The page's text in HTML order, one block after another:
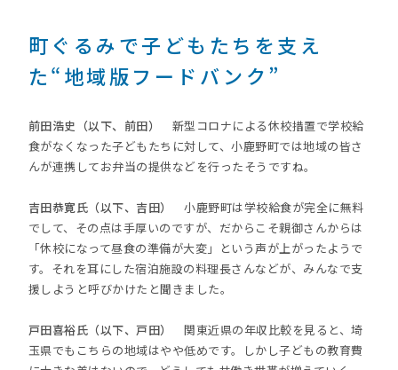
町ぐるみで子どもたちを支え
た“地域版フードバンク”
前田浩史（以下、前田）
新型コロナによる休校措置で学校給
食がなくなった子どもたちに対して、小鹿野町では地域の皆さ
んが連携してお弁当の提供などを行ったそうですね。
吉田恭寛氏（以下、吉田）
小鹿野町は学校給食が完全に無料
でして、その点は手厚いのですが、だからこそ親御さんからは
「休校になって昼食の準備が大変」という声が上がったようで
す。それを耳にした宿泊施設の料理長さんなどが、みんなで支
援しようと呼びかけたと聞きました。
戸田喜裕氏（以下、戸田）
関東近県の年収比較を見ると、埼
玉県でもこちらの地域はやや低めです。しかし子どもの教育費